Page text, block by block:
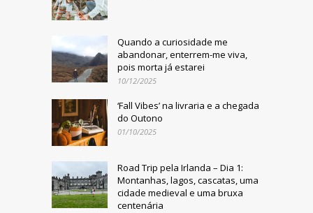
Quando a curiosidade me
abandonar, enterrem-me viva,
pois morta já estarei
10/12/2025
‘Fall Vibes’ na livraria e a chegada
do Outono
01/10/2025
Road Trip pela Irlanda – Dia 1:
Montanhas, lagos, cascatas, uma
cidade medieval e uma bruxa
centenária